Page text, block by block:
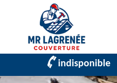
indisponible